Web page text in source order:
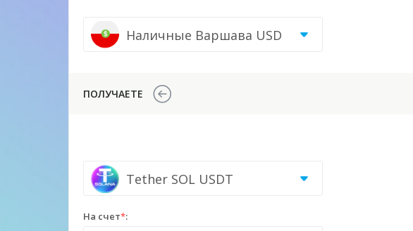
Наличные Варшава USD
ПОЛУЧАЕТЕ
Tether SOL USDT
На счет*: